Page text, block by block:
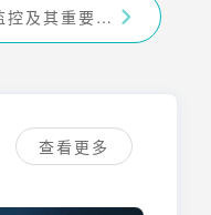
深入解析电商价格监控及其重要性-九数云BI
查看更多